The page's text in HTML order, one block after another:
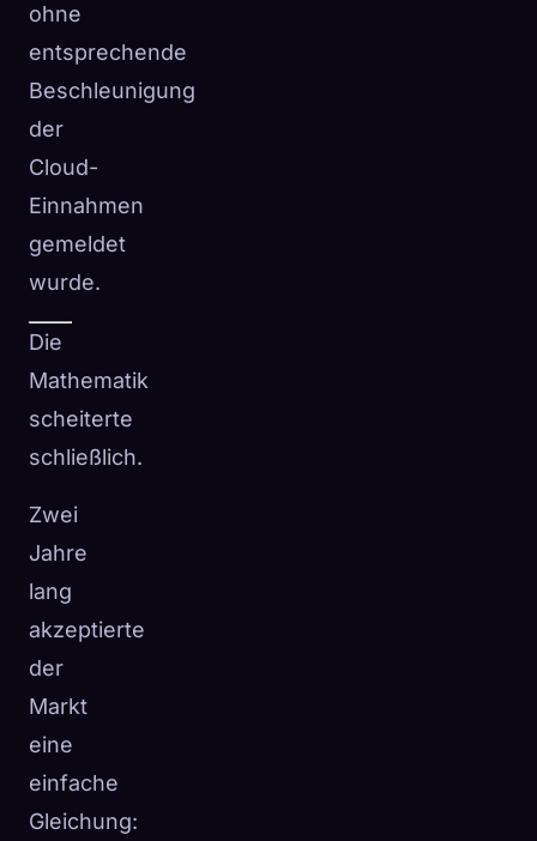
ohne
entsprechende
Beschleunigung
der
Cloud-
Einnahmen
gemeldet
wurde.
Die
Mathematik
scheiterte
schließlich.
Zwei
Jahre
lang
akzeptierte
der
Markt
eine
einfache
Gleichung: